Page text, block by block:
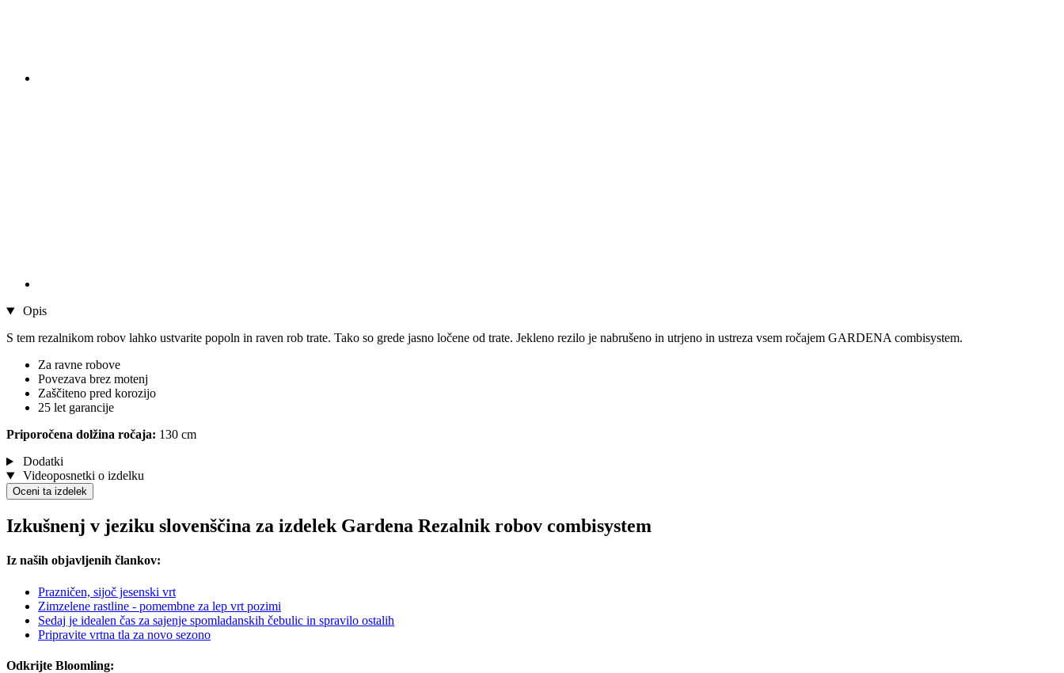
Opis
S tem rezalnikom robov lahko ustvarite popoln in raven rob trate. Tako so grede jasno ločene od trate. Jekleno rezilo je nabrušeno in utrjeno in ustreza vsem ročajem GARDENA combisystem.
Za ravne robove
Povezava brez motenj
Zaščiteno pred korozijo
25 let garancije
Priporočena dolžina ročaja: 130 cm
Dodatki
Videoposnetki o izdelku
Oceni ta izdelek
Izkušnenj v jeziku slovenščina za izdelek Gardena Rezalnik robov combisystem
Iz naših objavljenih člankov:
Prazničen, sijoč jesenski vrt
Zimzelene rastline - pomembne za lep vrt pozimi
Sedaj je idealen čas za sajenje spomladanskih čebulic in spravilo ostalih
Pripravite vrtna tla za novo sezono
Odkrijte Bloomling: